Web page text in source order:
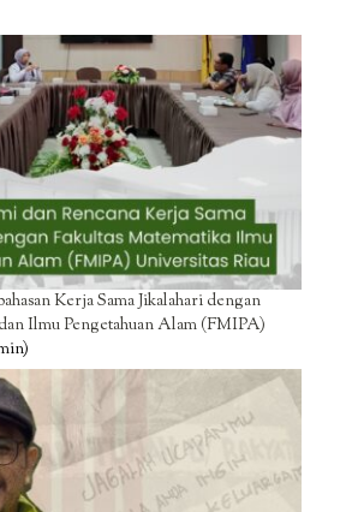
Kerja Sama Jikalahari dengan
Ilmu Pengetahuan Alam (FMIPA)